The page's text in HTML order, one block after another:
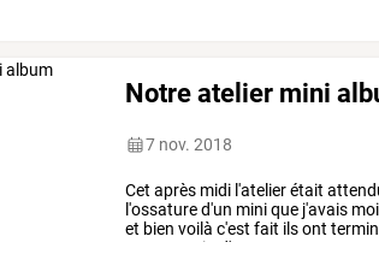
Notre atelier mini
7 nov. 2018
Cet après midi l'atelierétait
l'ossatured'un minique j'avais moi
et bien voilà c'est fait ilsont
certain d'entre